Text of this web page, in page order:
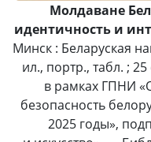
Молдаване
идентичность и
Минск : Беларуская
ил., портр., табл. ;
в рамках ГПНИ
безопасность
2025 годы»,